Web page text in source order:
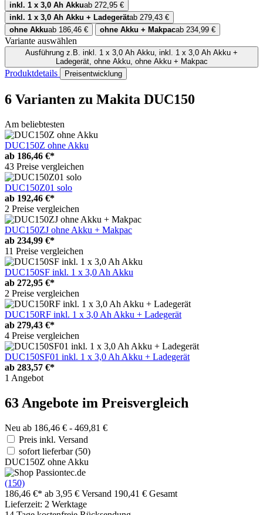
inkl. 1 x 3,0 Ah Akkuab 272,95 €
inkl. 1 x 3,0 Ah Akku + Ladegerätab 279,43 €
ohne Akkuab 186,46 € ohne Akku + Makpacab 234,99 €
Variante auswählen
Ausführung
Ladegerät, ohne Akku, ohne Akku + Makpac
Produktdetails Preisentwicklung
6 Varianten zu Makita DUC150
Am beliebtesten
DUC150Z ohne Akku
ab 186,46 €*
43 Preise vergleichen
DUC150Z01 solo
ab 192,46 €*
2 Preise vergleichen
DUC150ZJ ohne Akku + Makpac
ab 234,99 €*
11 Preise vergleichen
DUC150SF inkl. 1 x 3,0 Ah Akku
ab 272,95 €*
2 Preise vergleichen
DUC150RF inkl. 1 x 3,0 Ah Akku + Ladegerät
ab 279,43 €*
4 Preise vergleichen
DUC150SF01 inkl. 1 x 3,0 Ah Akku + Ladegerät
ab 283,57 €*
1 Angebot
63 Angebote im Preisvergleich
Neu ab 186,46 € - 469,81 €
Preis inkl. Versand
sofort lieferbar(50)
DUC150Z ohne Akku
(150)
186,46 €* ab 3,95 € Versand 190,41 € Gesamt
Lieferzeit: 2 Werktage